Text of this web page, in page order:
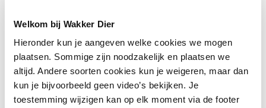
Welkom bij Wakker Dier
Hieronder kun je aangeven welke cookies we mogen
plaatsen. Sommige zijn noodzakelijk en plaatsen we
altijd. Andere soorten cookies kun je weigeren, maar dan
kun je bijvoorbeeld geen video’s bekijken. Je
toestemming wijzigen kan op elk moment via de footer